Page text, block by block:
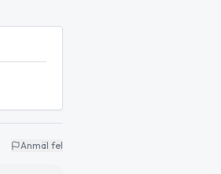
Anmäl fel